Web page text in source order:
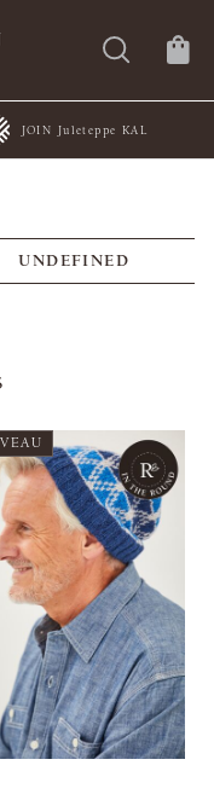
JOIN Juleteppe KAL
UNDEFINED